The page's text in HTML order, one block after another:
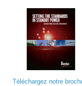
Téléchargez notre